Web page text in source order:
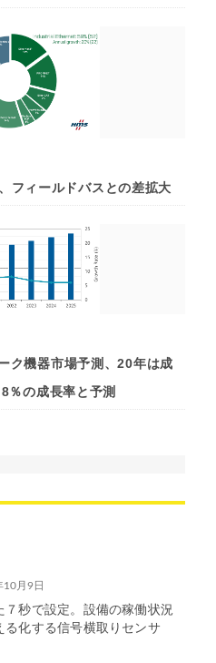
フィールドバスとの差拡大
ク機器市場予測、20年は成
％の成長率と予測
10月9日
７秒で設定。設備の稼働状況
る化する信号横取りセンサ